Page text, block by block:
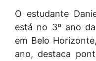
O estudante
está no 3º ano
em Belo
ano, destaca